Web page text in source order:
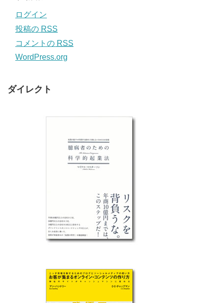
ログイン
投稿の RSS
コメントの RSS
WordPress.org
ダイレクト